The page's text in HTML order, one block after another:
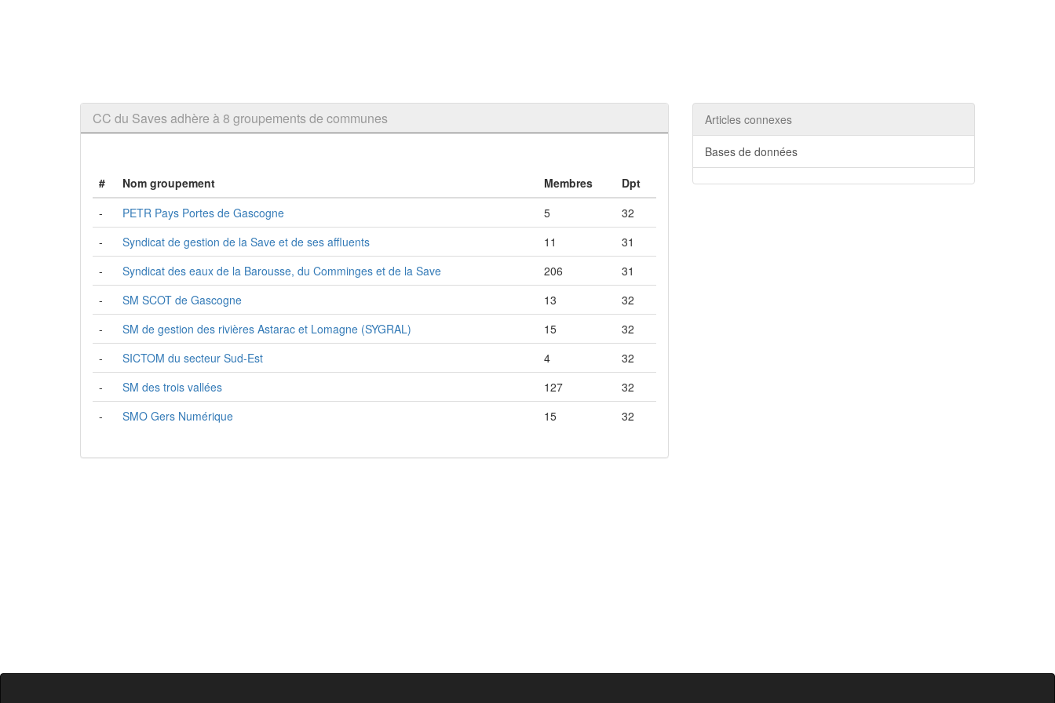
CC du Saves adhère à 8 groupements de communes
# Nom groupement Membres
Dpt
-
PETR Pays Portes de Gascogne 5
32
-
Syndicat de gestion de la Save et de ses affluents 11
31
-
Syndicat des eaux de la Barousse, du Comminges et de la Save 206
31
-
SM SCOT de Gascogne 13
32
-
SM de gestion des rivières Astarac et Lomagne (SYGRAL) 15
32
-
SICTOM du secteur Sud-Est 4
32
-
SM des trois vallées 127
32
-
SMO Gers Numérique 15 32
Articles connexes
Bases de données